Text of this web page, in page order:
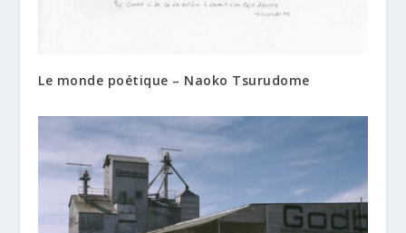
Le monde poétique – Naoko Tsurudome